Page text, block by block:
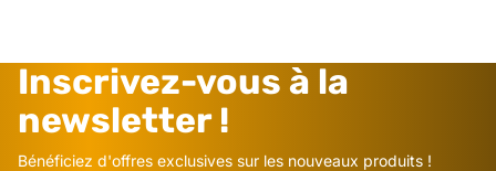
Inscrivez-vous à la
newsletter !
Bénéficiez d'offres exclusives sur les nouveaux produits !